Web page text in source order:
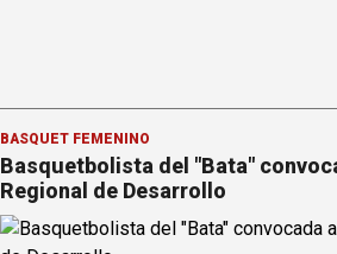
BÁSQUET FEMENINO
Basquetbolista del "Bata"
Regional de Desarrollo